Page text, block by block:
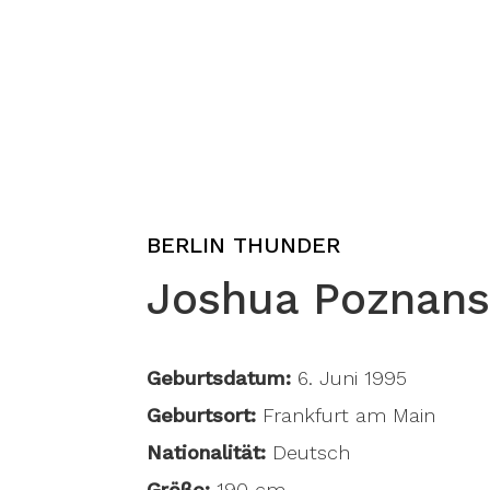
BERLIN THUNDER
Joshua
Geburtsdatum: 6. Juni 1995
Geburtsort: Frankfurt am Main
Nationalität: Deutsch